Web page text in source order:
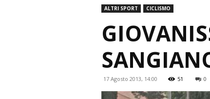
ALTRI SPORT CICLISMO
17 Agosto 2013, 14:00 51 0